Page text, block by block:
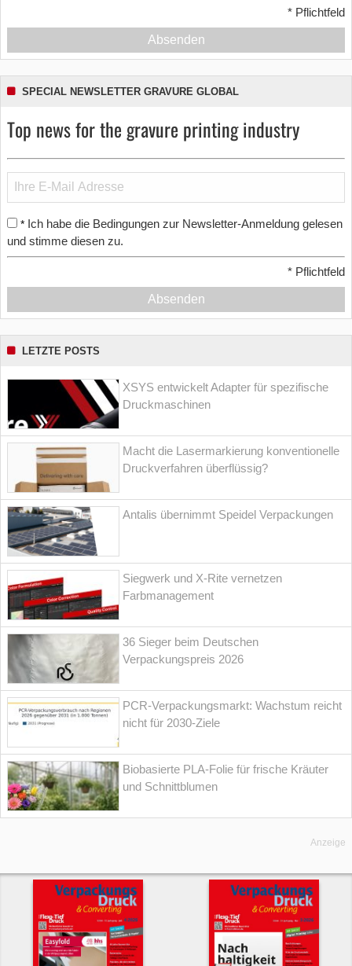
* Pflichtfeld
Absenden
SPECIAL NEWSLETTER GRAVURE GLOBAL
Top news for the gravure printing industry
* Ich habe die Bedingungen zur Newsletter-Anmeldung gelesen
und stimme diesen zu.
* Pflichtfeld
Absenden
LETZTE POSTS
XSYS entwickelt Adapter für spezifische
Druckmaschinen
Macht die Lasermarkierung konventionelle
Druckverfahren überflüssig?
Antalis übernimmt Speidel Verpackungen
Siegwerk und X-Rite vernetzen
Farbmanagement
36 Sieger beim Deutschen
Verpackungspreis 2026
PCR-Verpackungsmarkt: Wachstum reicht
nicht für 2030-Ziele
Biobasierte PLA-Folie für frische Kräuter
und Schnittblumen
Anzeige